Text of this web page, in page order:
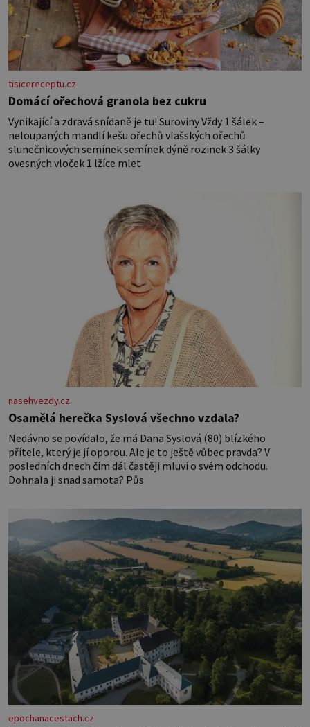
tisicereceptu.cz
Domácí ořechová granola bez cukru
Vynikající a zdravá snídaně je tu! Suroviny Vždy 1 šálek –
neloupaných mandlí kešu ořechů vlašských ořechů
slunečnicových semínek semínek dýně rozinek 3 šálky
ovesných vloček 1 lžíce mlet
nasehvezdy.cz
Osamělá herečka Syslová všechno vzdala?
Nedávno se povídalo, že má Dana Syslová (80) blízkého
přítele, který je jí oporou. Ale je to ještě vůbec pravda? V
posledních dnech čím dál častěji mluví o svém odchodu.
Dohnala ji snad samota? Půs
epochanacestach.cz